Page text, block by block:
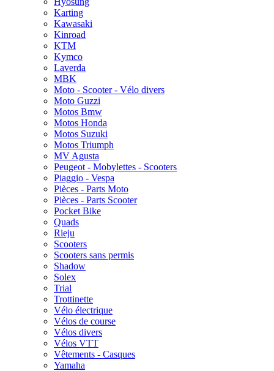
Karting
Kawasaki
Kinroad
KTM
Kymco
Laverda
MBK
Moto - Scooter - Vélo divers
Moto Guzzi
Motos Bmw
Motos Honda
Motos Suzuki
Motos Triumph
MV Agusta
Peugeot - Mobylettes - Scooters
Piaggio - Vespa
Pièces - Parts Moto
Pièces - Parts Scooter
Pocket Bike
Quads
Rieju
Scooters
Scooters sans permis
Shadow
Solex
Trial
Trottinette
Vélo électrique
Vélos de course
Vélos divers
Vélos VTT
Vêtements - Casques
Yamaha